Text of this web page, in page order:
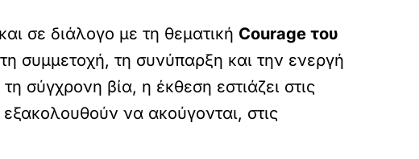
σε διάλογο με τη θεματική Courage του
συμμετοχή, τη συνύπαρξη και την ενεργή
σύγχρονη βία, η έκθεση εστιάζει στις
να ακούγονται, στις